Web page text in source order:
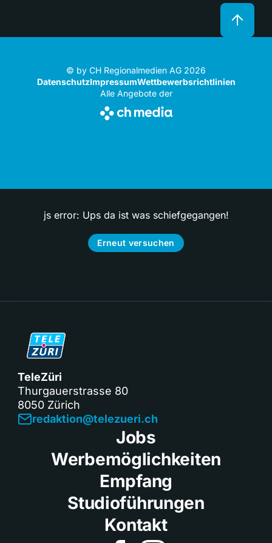
© by CH Regionalmedien AG 2026
DatenschutzImpressumWettbewerbsrichtlinien
Alle Angebote der
js error: Ups da ist was schiefgegangen!
Erneut versuchen
TeleZüri
Thurgauerstrasse 80
8050 Zürich
redaktion@telezueri.ch
Jobs
Werbemöglichkeiten
Empfang
Studioführungen
Kontakt